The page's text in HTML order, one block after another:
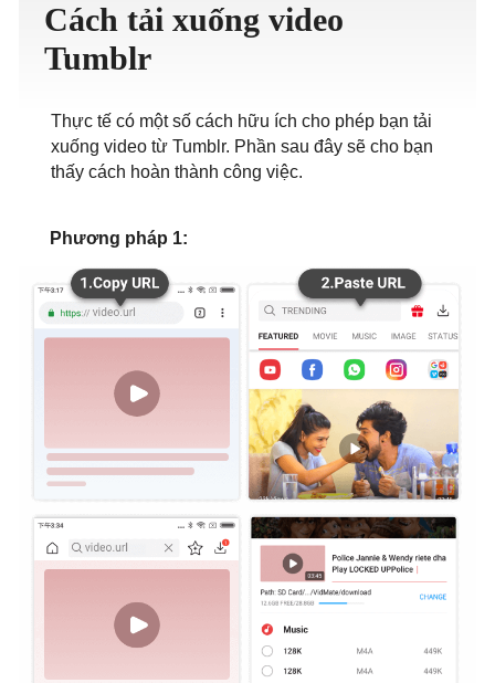
Cách tải xuống video
Tumblr
Thực tế có một số cách hữu ích cho phép bạn tải
xuống video từ Tumblr. Phần sau đây sẽ cho bạn
thấy cách hoàn thành công việc.
Phương pháp 1: